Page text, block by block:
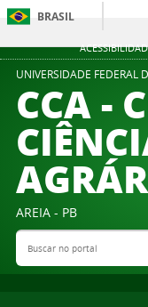
BRASIL
UNIVERSIDADE FEDERAL
CCA -
AREIA - PB
Buscar no portal